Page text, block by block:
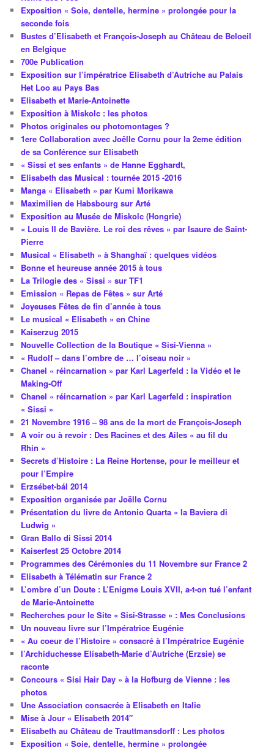
Exposition « Soie, dentelle, hermine » prolongée pour la
seconde fois
Bustes d’Elisabeth et François-Joseph au Château de Beloeil
en Belgique
700e Publication
Exposition sur l’impératrice Elisabeth d’Autriche au Palais
Het Loo au Pays Bas
Elisabeth et Marie-Antoinette
Exposition à Miskolc : les photos
Photos originales ou photomontages ?
1ere Collaboration avec Joêlle Cornu pour la 2eme édition
de sa Conférence sur Elisabeth
« Sissi et ses enfants » de Hanne Egghardt,
Elisabeth das Musical : tournée 2015 -2016
Manga « Elisabeth » par Kumi Morikawa
Maximilien de Habsbourg sur Arté
Exposition au Musée de Miskolc (Hongrie)
« Louis II de Bavière. Le roi des rêves » par Isaure de Saint-
Pierre
Musical « Elisabeth » à Shanghaï : quelques vidéos
Bonne et heureuse année 2015 à tous
La Trilogie des « Sissi » sur TF1
Emission « Repas de Fêtes » sur Arté
Joyeuses Fêtes de fin d’année à tous
Le musical « Elisabeth » en Chine
Kaiserzug 2015
Nouvelle Collection de la Boutique « Sisi-Vienna »
« Rudolf – dans l’ombre de … l’oiseau noir »
Chanel « réincarnation » par Karl Lagerfeld : la Vidéo et le
Making-Off
Chanel « réincarnation » par Karl Lagerfeld : inspiration
« Sissi »
21 Novembre 1916 – 98 ans de la mort de François-Joseph
A voir ou à revoir : Des Racines et des Ailes « au fil du
Rhin »
Secrets d’Histoire : La Reine Hortense, pour le meilleur et
pour l’Empire
Erzsébet-bál 2014
Exposition organisée par Joëlle Cornu
Présentation du livre de Antonio Quarta « la Baviera di
Ludwig »
Gran Ballo di Sissi 2014
Kaiserfest 25 Octobre 2014
Programmes des Cérémonies du 11 Novembre sur France 2
Elisabeth à Télématin sur France 2
L’ombre d’un Doute : L’Enigme Louis XVII, a-t-on tué l’enfant
de Marie-Antoinette
Recherches pour le Site « Sisi-Strasse » : Mes Conclusions
Un nouveau livre sur l’Impératrice Eugénie
« Au coeur de l’Histoire » consacré à l’Impératrice Eugénie
l’Archiduchesse Elisabeth-Marie d’Autriche (Erzsie) se
raconte
Concours « Sisi Hair Day » à la Hofburg de Vienne : les
photos
Une Association consacrée à Elisabeth en Italie
Mise à Jour « Elisabeth 2014″
Elisabeth au Château de Trauttmansdorff : Les photos
Exposition « Soie, dentelle, hermine » prolongée